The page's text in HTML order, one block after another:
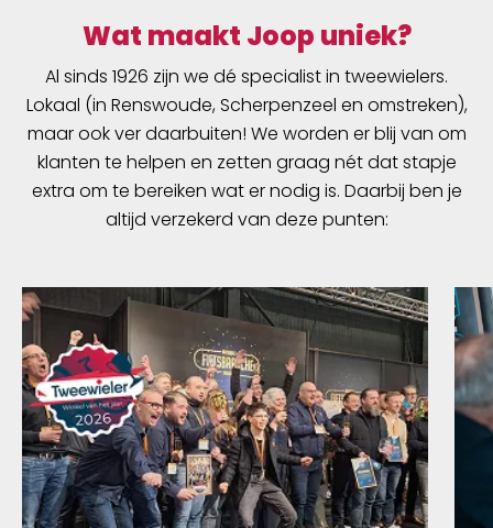
Wat maakt Joop uniek?
Al sinds 1926 zijn we dé specialist in tweewielers.
Lokaal (in Renswoude, Scherpenzeel en omstreken),
maar ook ver daarbuiten! We worden er blij van om
klanten te helpen en zetten graag nét dat stapje
extra om te bereiken wat er nodig is. Daarbij ben je
altijd verzekerd van deze punten: